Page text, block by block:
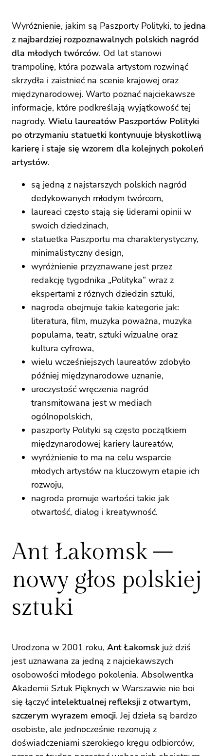
Wyróżnienie, jakim są Paszporty Polityki, to jedna
z najbardziej rozpoznawalnych polskich nagród
dla młodych twórców. Od lat stanowi
trampolinę, która pozwala artystom rozwinąć
skrzydła i zaistnieć na scenie krajowej oraz
międzynarodowej. Warto poznać najciekawsze
informacje, które podkreślają wyjątkowość tej
nagrody. Wielu laureatów Paszportów Polityki
po otrzymaniu statuetki kontynuuje błyskotliwą
karierę i staje się wzorem dla kolejnych pokoleń
artystów.
są jedną z najstarszych polskich nagród
dedykowanych młodym twórcom,
laureaci często stają się liderami opinii w
swoich dziedzinach,
statuetka Paszportu ma charakterystyczny,
minimalistyczny design,
wyróżnienie przyznawane jest przez
redakcję tygodnika „Polityka” wraz z
ekspertami z różnych dziedzin sztuki,
nagroda obejmuje takie kategorie jak:
literatura, film, muzyka poważna, muzyka
popularna, teatr, sztuki wizualne oraz
kultura cyfrowa,
wielu wcześniejszych laureatów zdobyło
później międzynarodowe uznanie,
uroczystość wręczenia nagród
transmitowana jest w mediach
ogólnopolskich,
paszporty Polityki są często początkiem
międzynarodowej kariery laureatów,
wyróżnienie to ma na celu wsparcie
młodych artystów na kluczowym etapie ich
rozwoju,
nagroda promuje wartości takie jak
otwartość, dialog i kreatywność.
Ant Łakomsk –
nowy głos polskiej
sztuki
Urodzona w 2001 roku, Ant Łakomskjuż dziś
jest uznawana za jedną z najciekawszych
osobowości młodego pokolenia. Absolwentka
Akademii Sztuk Pięknych w Warszawie nie boi
się łączyć intelektualnej refleksji z otwartym,
szczerym wyrazem emocji. Jej dzieła są bardzo
osobiste, ale jednocześnie rezonują z
doświadczeniami szerokiego kręgu odbiorców,